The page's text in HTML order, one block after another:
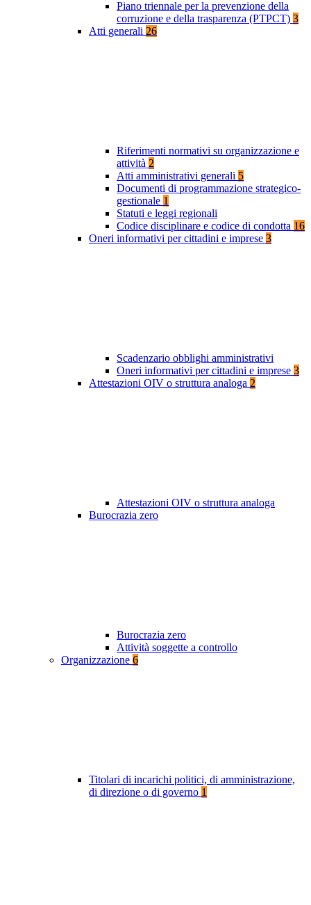
Piano triennale per la prevenzione della
corruzione e della trasparenza (PTPCT) 3
Atti generali 26
Riferimenti normativi su organizzazione e
attività 2
Atti amministrativi generali 5
Documenti di programmazione strategico-
gestionale 1
Statuti e leggi regionali
Codice disciplinare e codice di condotta 16
Oneri informativi per cittadini e imprese 3
Scadenzario obblighi amministrativi
Oneri informativi per cittadini e imprese 3
Attestazioni OIV o struttura analoga 2
Attestazioni OIV o struttura analoga
Burocrazia zero
Burocrazia zero
Attività soggette a controllo
Organizzazione 6
Titolari di incarichi politici, di amministrazione,
di direzione o di governo 1